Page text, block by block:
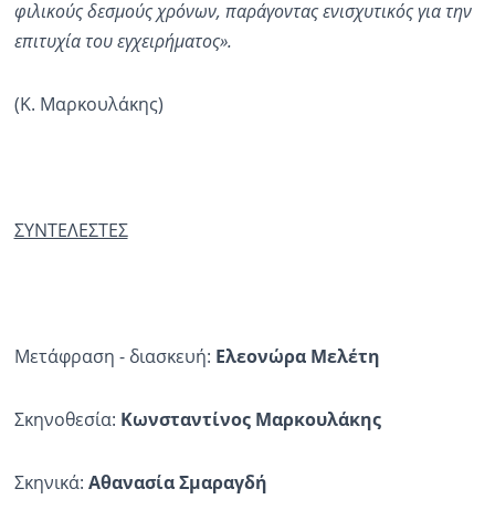
φιλικούς δεσμούς χρόνων, παράγοντας ενισχυτικός για την
επιτυχία του εγχειρήματος».
(Κ. Μαρκουλάκης)
ΣΥΝΤΕΛΕΣΤΕΣ
Μετάφραση - διασκευή: Ελεονώρα Μελέτη
Σκηνοθεσία: Κωνσταντίνος Μαρκουλάκης
Σκηνικά: Αθανασία Σμαραγδή